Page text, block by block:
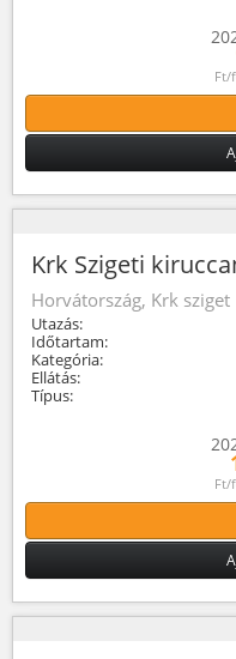
Ft/
Krk Szigeti
Horvátország, Krk sziget
Utazás:
Időtartam:
Kategória:
Ellátás:
Típus:
Ft/